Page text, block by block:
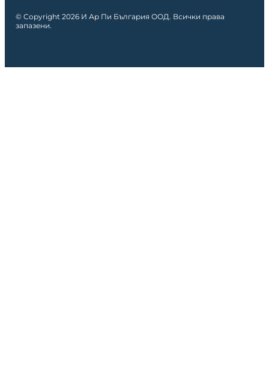
© Copyright 2026 И Ар Пи България ООД. Всички права
запазени.